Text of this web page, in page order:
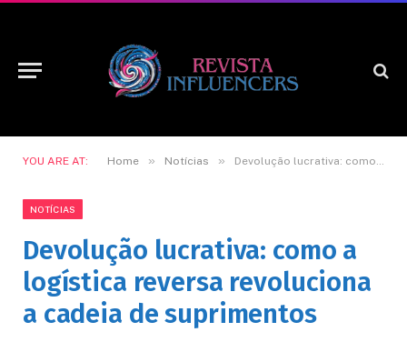
YOU ARE AT: Home » Notícias » Devolução lucrativa: como a logística reversa revoluciona a cadeia de suprimentos
NOTÍCIAS
Devolução lucrativa: como a
logística reversa revoluciona
a cadeia de suprimentos